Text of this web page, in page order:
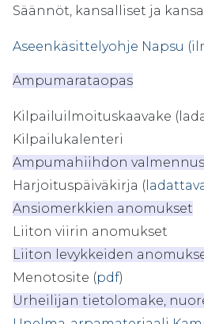
Säännöt, kansalliset ja
Aseenkäsittelyohje Napsu
Ampumarataopas
Kilpailuilmoituskaavake
Kilpailukalenteri
Ampumahiihdon
Harjoituspäiväkirja (
Ansiomerkkien anomukset
Liiton viirin anomukset
Liiton levykkeiden
Menotosite (pdf)
Urheilijan tietolomake,